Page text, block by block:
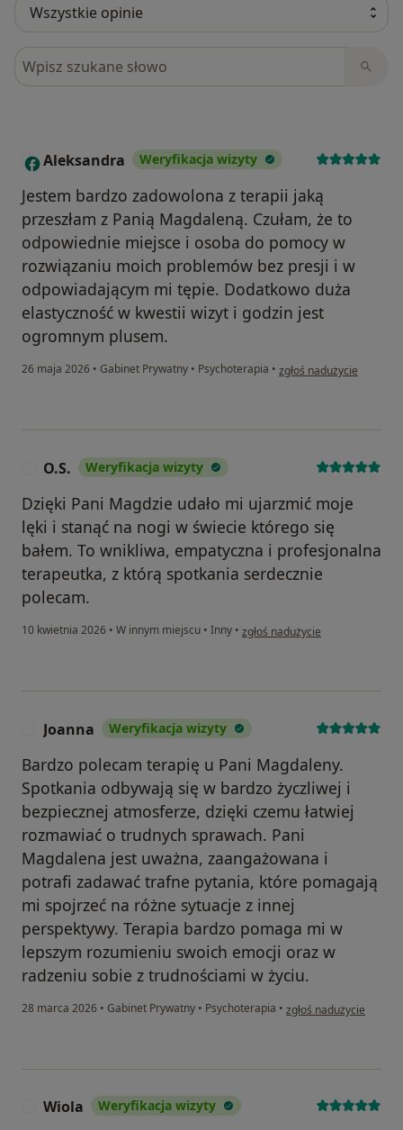
Szukaj w opiniach
A Aleksandra Weryfikacja wizyty
Jestem bardzo zadowolona z terapii jaką
przeszłam z Panią Magdaleną. Czułam, że to
odpowiednie miejsce i osoba do pomocy w
rozwiązaniu moich problemów bez presji i w
odpowiadającym mi tępie. Dodatkowo duża
elastyczność w kwestii wizyt i godzin jest
ogromnym plusem.
26 maja 2026 • Gabinet Prywatny • Psychoterapia • w opinii użytkownika
zgłoś nadużycie
O.S. Weryfikacja wizyty
Dzięki Pani Magdzie udało mi ujarzmić moje
lęki i stanąć na nogi w świecie którego się
bałem. To wnikliwa, empatyczna i profesjonalna
terapeutka, z którą spotkania serdecznie
polecam.
10 kwietnia 2026 • W innym miejscu • Inny • w opinii użytkownika O.S.
zgłoś nadużycie
Joanna Weryfikacja wizyty
Bardzo polecam terapię u Pani Magdaleny.
Spotkania odbywają się w bardzo życzliwej i
bezpiecznej atmosferze, dzięki czemu łatwiej
rozmawiać o trudnych sprawach. Pani
Magdalena jest uważna, zaangażowana i
potrafi zadawać trafne pytania, które pomagają
mi spojrzeć na różne sytuacje z innej
perspektywy. Terapia bardzo pomaga mi w
lepszym rozumieniu swoich emocji oraz w
radzeniu sobie z trudnościami w życiu.
28 marca 2026 • Gabinet Prywatny • Psychoterapia • w opinii użytkownika
zgłoś nadużycie
Wiola Weryfikacja wizyty